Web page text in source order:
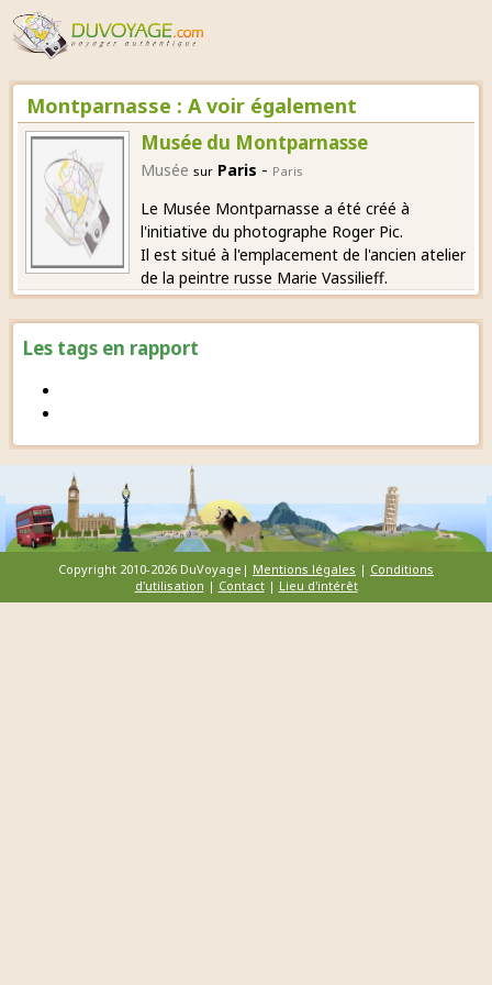
Les tags en rapport
Montparnasse : A voir également
Musée du Montparnasse
Musée sur Paris - Paris
Le Musée Montparnasse a été créé à
l'initiative du photographe Roger Pic.
Il est situé à l'emplacement de l'ancien atelier
de la peintre russe Marie Vassilieff.
Copyright 2010-2026 DuVoyage| Mentions légales | Conditions
d'utilisation | Contact| Lieu d'intérêt